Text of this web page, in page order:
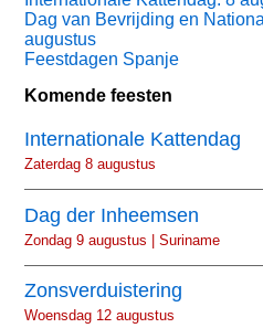
Dag van Bevrijding en
augustus
Feestdagen Spanje
Komende feesten
Internationale Kattendag
Zaterdag 8 augustus
Dag der Inheemsen
Zondag 9 augustus | Suriname
Zonsverduistering
Woensdag 12 augustus